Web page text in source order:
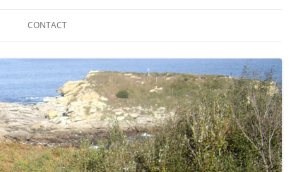
CONTACT